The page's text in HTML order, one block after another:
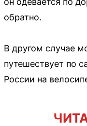
обратно.
В другом случае
путешествует по
России на